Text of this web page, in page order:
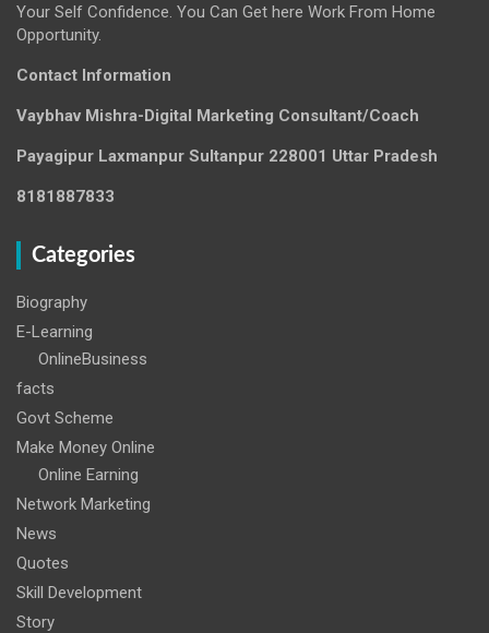
Your Self Confidence. You Can Get here Work From Home
Opportunity.
Contact Information
Vaybhav Mishra-Digital Marketing Consultant/Coach
Payagipur Laxmanpur Sultanpur 228001 Uttar Pradesh
8181887833
Categories
Biography
E-Learning
OnlineBusiness
facts
Govt Scheme
Make Money Online
Online Earning
Network Marketing
News
Quotes
Skill Development
Story